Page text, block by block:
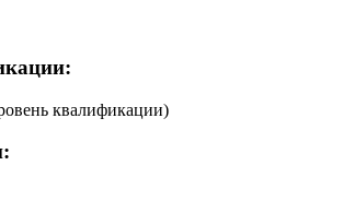
квалификации)